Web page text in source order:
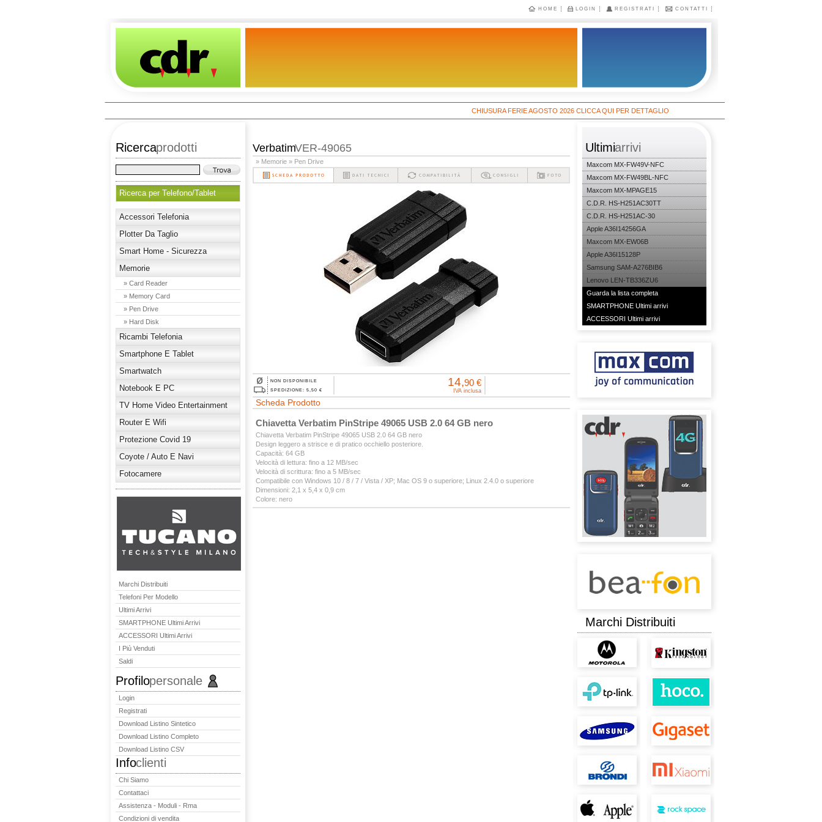
HOME LOGIN REGISTRATI CONTATTI
CHIUSURA FERIE AGOSTO 2026 CLICCA QUI PER DETTAGLIO
Ricercaprodotti
Ricerca per Telefono/Tablet
Accessori Telefonia
Plotter Da Taglio
Smart Home - Sicurezza
Memorie
» Card Reader
» Memory Card
» Pen Drive
» Hard Disk
Ricambi Telefonia
Smartphone E Tablet
Smartwatch
Notebook E PC
TV Home Video Entertainment
Router E Wifi
Protezione Covid 19
Coyote / Auto E Navi
Fotocamere
Marchi Distribuiti
Telefoni Per Modello
Ultimi Arrivi
SMARTPHONE Ultimi Arrivi
ACCESSORI Ultimi Arrivi
I Più Venduti
Saldi
Profilopersonale
Login
Registrati
Download Listino Sintetico
Download Listino Completo
Download Listino CSV
Infoclienti
Chi Siamo
Contattaci
Assistenza - Moduli - Rma
Condizioni di vendita
VerbatimVER-49065
» Memorie » Pen Drive
NON DISPONIBILE
SPEDIZIONE: 5,50 €
14,90 €
IVA inclusa
Scheda Prodotto
Chiavetta Verbatim PinStripe 49065 USB 2.0 64 GB nero
Chiavetta Verbatim PinStripe 49065 USB 2.0 64 GB nero
Design leggero a strisce e di pratico occhiello posteriore.
Capacità: 64 GB
Velocità di lettura: fino a 12 MB/sec
Velocità di scrittura: fino a 5 MB/sec
Compatibile con Windows 10 / 8 / 7 / Vista / XP; Mac OS 9 o superiore; Linux 2.4.0 o superiore
Dimensioni: 2,1 x 5,4 x 0,9 cm
Colore: nero
Ultimiarrivi
Maxcom MX-FW49V-NFC
Maxcom MX-FW49BL-NFC
Maxcom MX-MPAGE15
C.D.R. HS-H251AC30TT
C.D.R. HS-H251AC-30
Apple A36I14256GA
Maxcom MX-EW06B
Apple A36I15128P
Samsung SAM-A276BIB6
Lenovo LEN-TB336ZU6
Guarda la lista completa
SMARTPHONE Ultimi arrivi
ACCESSORI Ultimi arrivi
Marchi Distribuiti